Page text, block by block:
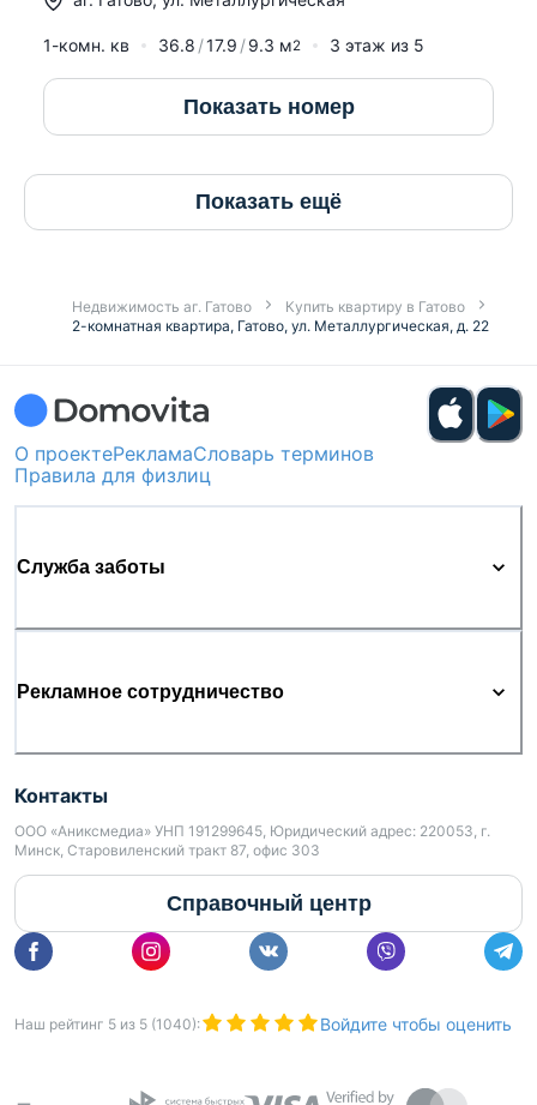
1-комн. кв 36.8 17.9 9.3 м2 3 этаж из 5
Показать номер
Показать ещё
Недвижимость аг. Гатово
Купить квартиру в Гатово
2-комнатная квартира, Гатово, ул. Металлургическая, д. 22
О проектеРекламаСловарь терминов
Правила для физлиц
Служба заботы
Рекламное сотрудничество
Контакты
ООО «Аниксмедиа» УНП 191299645, Юридический адрес: 220053, г.
Минск, Старовиленский тракт 87, офис 303
Справочный центр
Наш рейтинг 5 из 5 (1040): Войдите чтобы оценить